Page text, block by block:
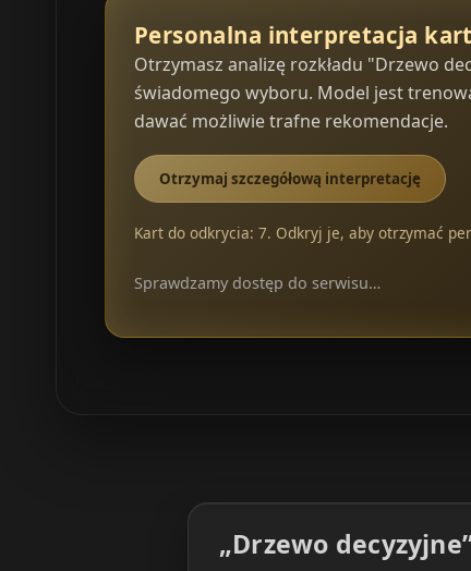
Personalna interpretacja kart
Otrzymasz analizę rozkładu "Drzewo
świadomego wyboru. Model jest
dawać możliwie trafne rekomendacje.
Otrzymaj szczegółową interpretację
Kart do odkrycia: 7. Odkryj je, aby otrzymać
Sprawdzamy dostęp do serwisu…
„Drzewo